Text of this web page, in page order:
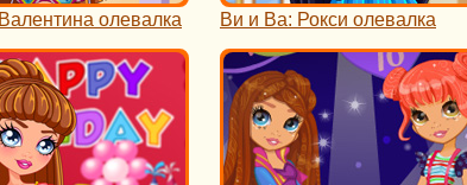
олевалка Ви и Ва: Рокси олевалка